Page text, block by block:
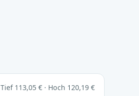
Tief 113,05 € · Hoch 120,19 €